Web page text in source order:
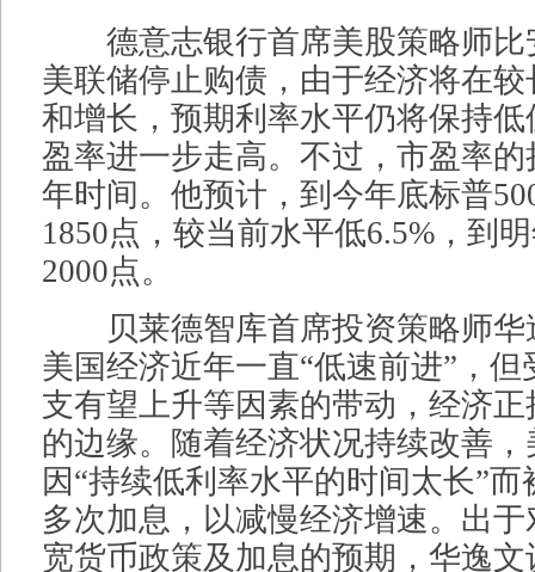
德意志银行首席美股策略师比
美联储停止购债，由于经济将在
和增长，预期利率水平仍将保持
盈率进一步走高。不过，市盈率
年时间。他预计，到今年底标普
1850点，较当前水平低6.5%，到
2000点。
贝莱德智库首席投资策略师华
美国经济近年一直“低速前进”，
支有望上升等因素的带动，经济
的边缘。随着经济状况持续改善
因“持续低利率水平的时间太长”
多次加息，以减慢经济增速。出
宽货币政策及加息的预期，华逸